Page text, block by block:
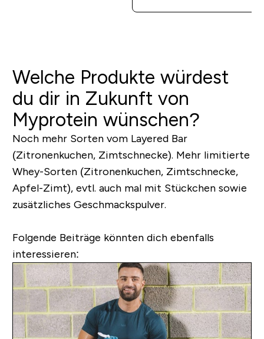
Welche Produkte würdest
du dir in Zukunft von
Myprotein wünschen?
Noch mehr Sorten vom Layered Bar
(Zitronenkuchen, Zimtschnecke). Mehr limitierte
Whey-Sorten (Zitronenkuchen, Zimtschnecke,
Apfel-Zimt), evtl. auch mal mit Stückchen sowie
zusätzliches Geschmackspulver.
Folgende Beiträge könnten dich ebenfalls
interessieren: